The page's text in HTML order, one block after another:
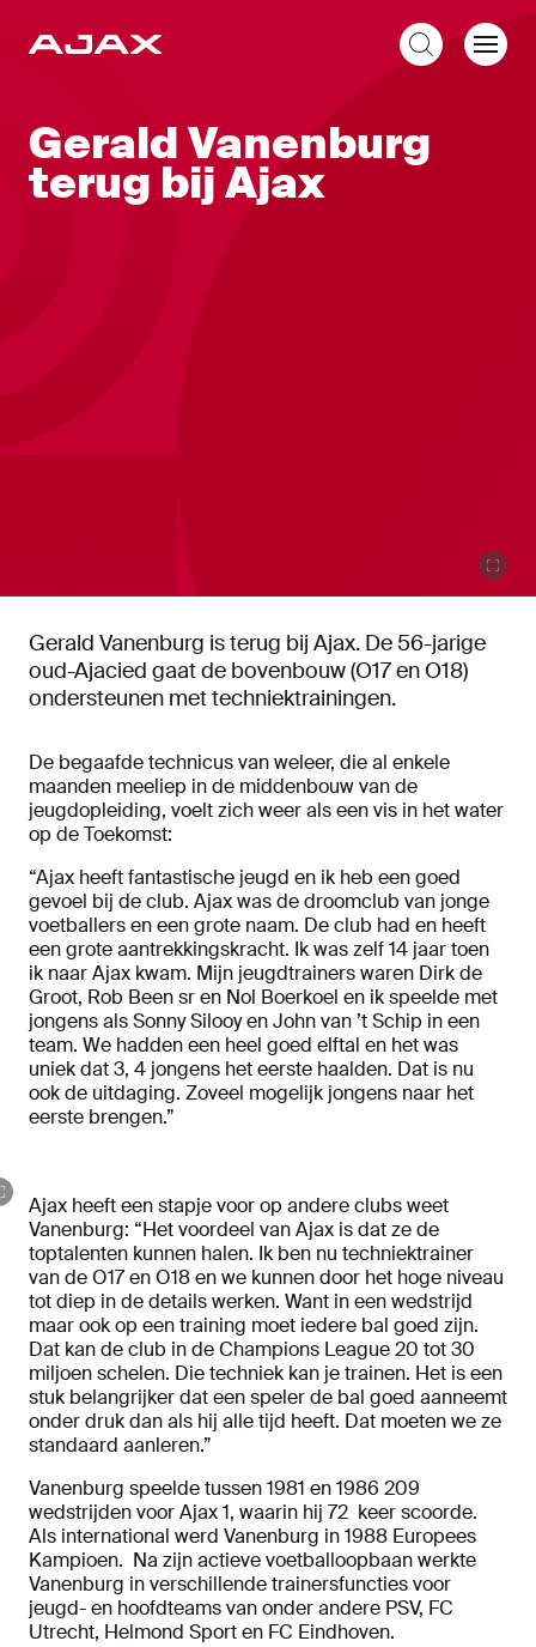
Gerald Vanenburg
terug bij Ajax
Gerald Vanenburg is terug bij Ajax. De 56-jarige
oud-Ajacied gaat de bovenbouw (O17 en O18)
ondersteunen met techniektrainingen.
De begaafde technicus van weleer, die al enkele
maanden meeliep in de middenbouw van de
jeugdopleiding, voelt zich weer als een vis in het water
op de Toekomst:
“Ajax heeft fantastische jeugd en ik heb een goed
gevoel bij de club. Ajax was de droomclub van jonge
voetballers en een grote naam. De club had en heeft
een grote aantrekkingskracht. Ik was zelf 14 jaar toen
ik naar Ajax kwam. Mijn jeugdtrainers waren Dirk de
Groot, Rob Been sr en Nol Boerkoel en ik speelde met
jongens als Sonny Silooy en John van ’t Schip in een
team. We hadden een heel goed elftal en het was
uniek dat 3, 4 jongens het eerste haalden. Dat is nu
ook de uitdaging. Zoveel mogelijk jongens naar het
eerste brengen.”
Ajax heeft een stapje voor op andere clubs weet
Vanenburg: “Het voordeel van Ajax is dat ze de
toptalenten kunnen halen. Ik ben nu techniektrainer
van de O17 en O18 en we kunnen door het hoge niveau
tot diep in de details werken. Want in een wedstrijd
maar ook op een training moet iedere bal goed zijn.
Dat kan de club in de Champions League 20 tot 30
miljoen schelen. Die techniek kan je trainen. Het is een
stuk belangrijker dat een speler de bal goed aanneemt
onder druk dan als hij alle tijd heeft. Dat moeten we ze
standaard aanleren.”
Vanenburg speelde tussen 1981 en 1986 209
wedstrijden voor Ajax 1, waarin hij 72 keer scoorde.
Als international werd Vanenburg in 1988 Europees
Kampioen. Na zijn actieve voetballoopbaan werkte
Vanenburg in verschillende trainersfuncties voor
jeugd- en hoofdteams van onder andere PSV, FC
Utrecht, Helmond Sport en FC Eindhoven.